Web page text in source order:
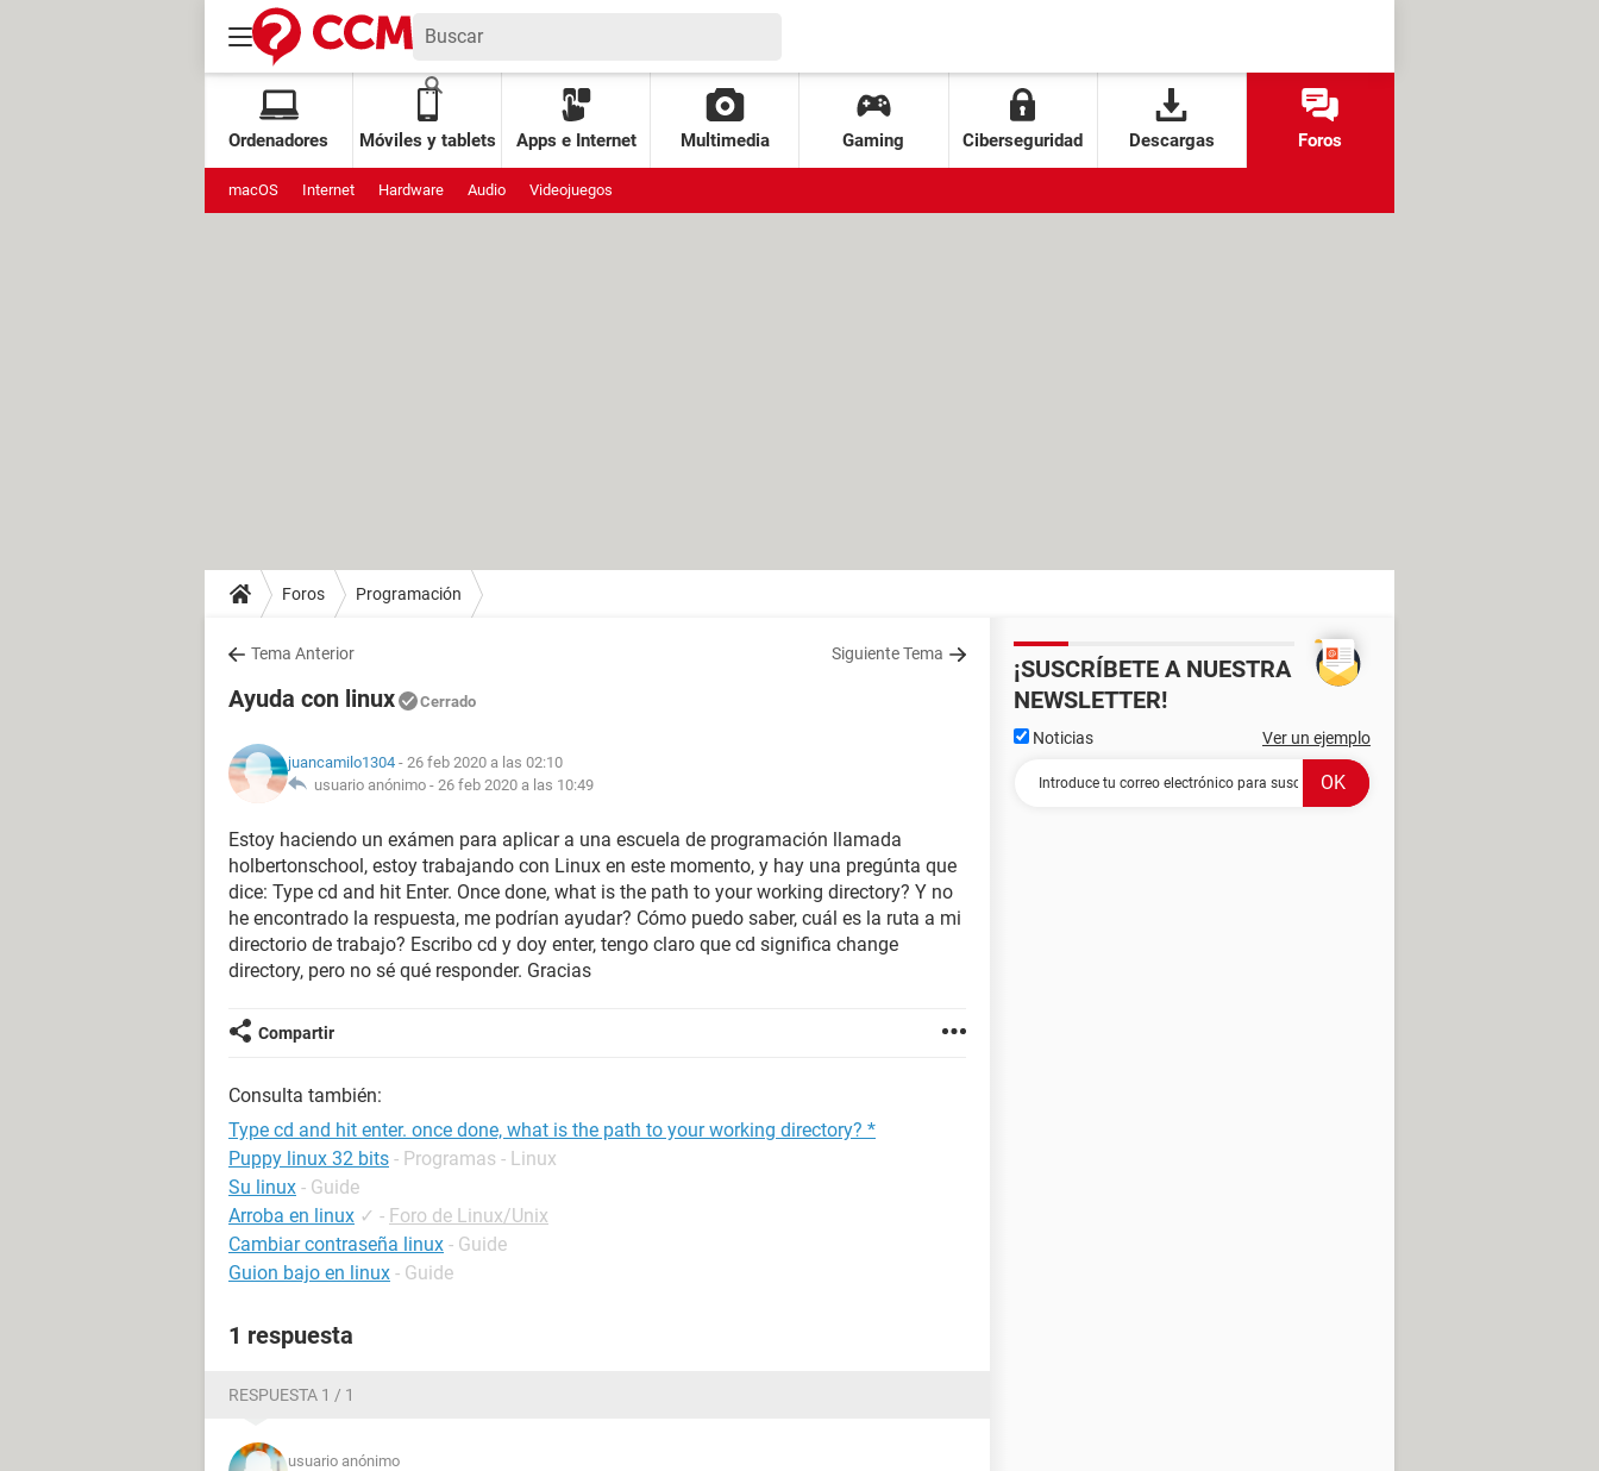
Ordenadores Móviles y tablets Apps e Internet Multimedia Gaming Ciberseguridad Descargas Foros
macOS Internet Hardware Audio Videojuegos
Foros Programación
Tema Anterior Siguiente Tema
Ayuda con linux Cerrado
juancamilo1304 - 26 feb 2020 a las 02:10
usuario anónimo - 26 feb 2020 a las 10:49
Estoy haciendo un exámen para aplicar a una escuela de programación llamada
holbertonschool, estoy trabajando con Linux en este momento, y hay una pregúnta que
dice: Type cd and hit Enter. Once done, what is the path to your working directory? Y no
he encontrado la respuesta, me podrían ayudar? Cómo puedo saber, cuál es la ruta a mi
directorio de trabajo? Escribo cd y doy enter, tengo claro que cd significa change
directory, pero no sé qué responder. Gracias
Compartir
Consulta también:
Type cd and hit enter. once done, what is the path to your working directory? *
Puppy linux 32 bits - Programas - Linux
Su linux - Guide
Arroba en linux ✓ - Foro de Linux/Unix
Cambiar contraseña linux - Guide
Guion bajo en linux - Guide
1 respuesta
RESPUESTA 1 / 1
usuario anónimo
¡SUSCRÍBETE A NUESTRA
NEWSLETTER!
Noticias Ver un ejemplo